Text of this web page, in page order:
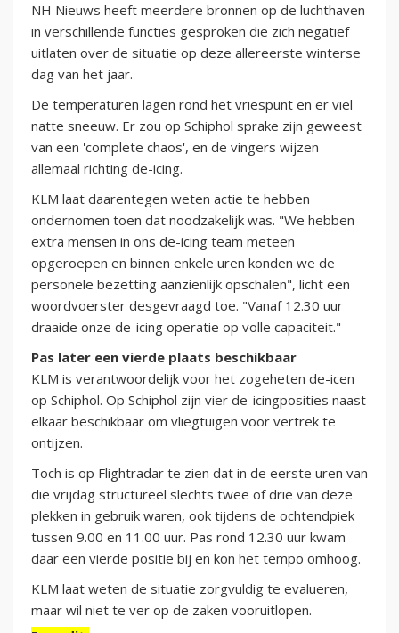
NH Nieuws heeft meerdere bronnen op de luchthaven
in verschillende functies gesproken die zich negatief
uitlaten over de situatie op deze allereerste winterse
dag van het jaar.
De temperaturen lagen rond het vriespunt en er viel
natte sneeuw. Er zou op Schiphol sprake zijn geweest
van een 'complete chaos', en de vingers wijzen
allemaal richting de-icing.
KLM laat daarentegen weten actie te hebben
ondernomen toen dat noodzakelijk was. "We hebben
extra mensen in ons de-icing team meteen
opgeroepen en binnen enkele uren konden we de
personele bezetting aanzienlijk opschalen", licht een
woordvoerster desgevraagd toe. "Vanaf 12.30 uur
draaide onze de-icing operatie op volle capaciteit."
Pas later een vierde plaats beschikbaar
KLM is verantwoordelijk voor het zogeheten de-icen
op Schiphol. Op Schiphol zijn vier de-icingposities naast
elkaar beschikbaar om vliegtuigen voor vertrek te
ontijzen.
Toch is op Flightradar te zien dat in de eerste uren van
die vrijdag structureel slechts twee of drie van deze
plekken in gebruik waren, ook tijdens de ochtendpiek
tussen 9.00 en 11.00 uur. Pas rond 12.30 uur kwam
daar een vierde positie bij en kon het tempo omhoog.
KLM laat weten de situatie zorgvuldig te evalueren,
maar wil niet te ver op de zaken vooruitlopen.